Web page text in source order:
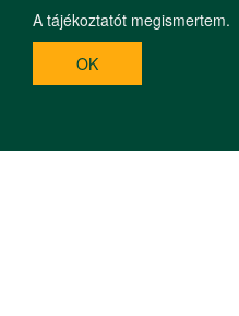
A tájékoztatót megismertem.
OK